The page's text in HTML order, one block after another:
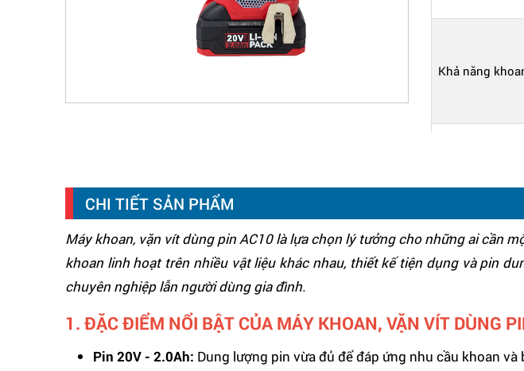
Khả năng
CHI TIẾT SẢN PHẨM
Máy khoan, vặn vít dùng pin AC10 là lựa chọn lý tưởng cho những ai cần
khoan linh hoạt trên nhiều vật liệu khác nhau, thiết kế tiện dụng và pin
chuyên nghiệp lẫn người dùng gia đình.
1. ĐẶC ĐIỂM NỔI BẬT CỦA MÁY KHOAN, VẶN VÍT DÙNG
Pin 20V - 2.0Ah: Dung lượng pin vừa đủ để đáp ứng nhu cầu khoan